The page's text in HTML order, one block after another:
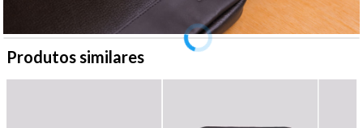
Produtos similares